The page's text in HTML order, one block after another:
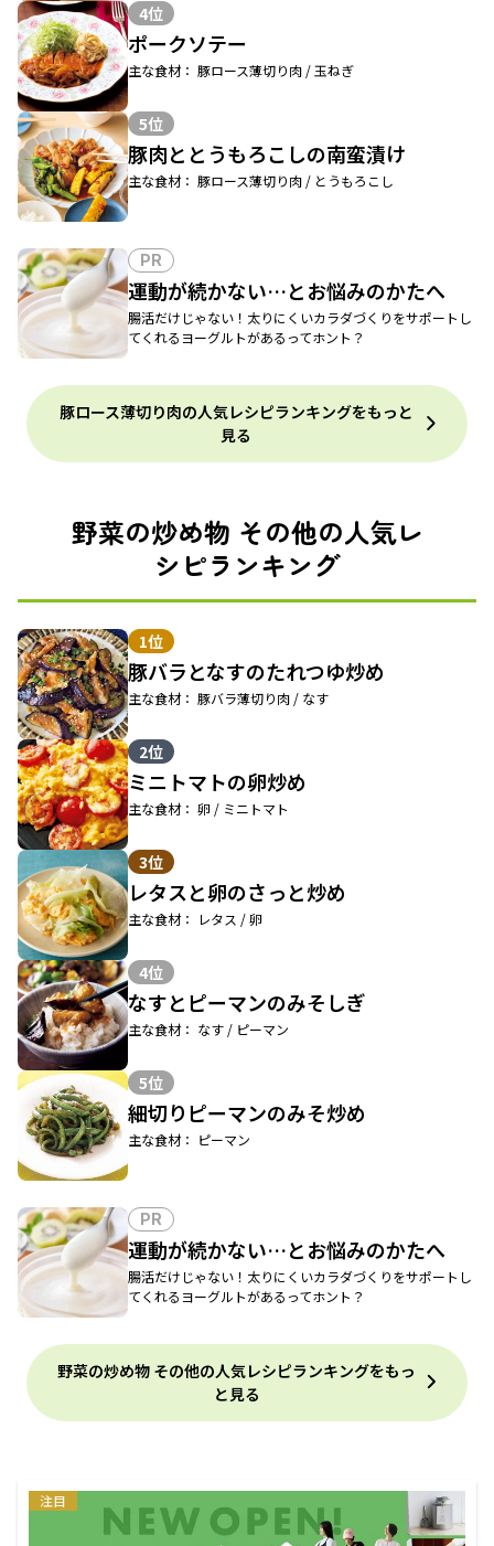
4位
ポークソテー
主な食材： 豚ロース薄切り肉 / 玉ねぎ
5位
豚肉ととうもろこしの南蛮漬け
主な食材： 豚ロース薄切り肉 / とうもろこし
PR
運動が続かない…とお悩みのかたへ
腸活だけじゃない！太りにくいカラダづくりをサポートし
てくれるヨーグルトがあるってホント？
豚ロース薄切り肉の人気レシピランキングをもっと
見る
野菜の炒め物 その他の人気レ
シピランキング
1位
豚バラとなすのたれつゆ炒め
主な食材： 豚バラ薄切り肉 / なす
2位
ミニトマトの卵炒め
主な食材： 卵 / ミニトマト
3位
レタスと卵のさっと炒め
主な食材： レタス / 卵
4位
なすとピーマンのみそしぎ
主な食材： なす / ピーマン
5位
細切りピーマンのみそ炒め
主な食材： ピーマン
PR
運動が続かない…とお悩みのかたへ
腸活だけじゃない！太りにくいカラダづくりをサポートし
てくれるヨーグルトがあるってホント？
野菜の炒め物 その他の人気レシピランキングをもっ
と見る
注目